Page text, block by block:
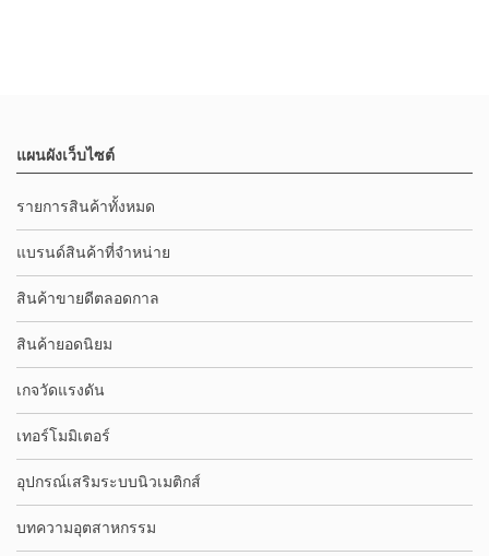
แผนผังเว็บไซต์
รายการสินค้าทั้งหมด
แบรนด์สินค้าที่จำหน่าย
สินค้าขายดีตลอดกาล
สินค้ายอดนิยม
เกจวัดแรงดัน
เทอร์โมมิเตอร์
อุปกรณ์เสริมระบบนิวเมติกส์
บทความอุตสาหกรรม